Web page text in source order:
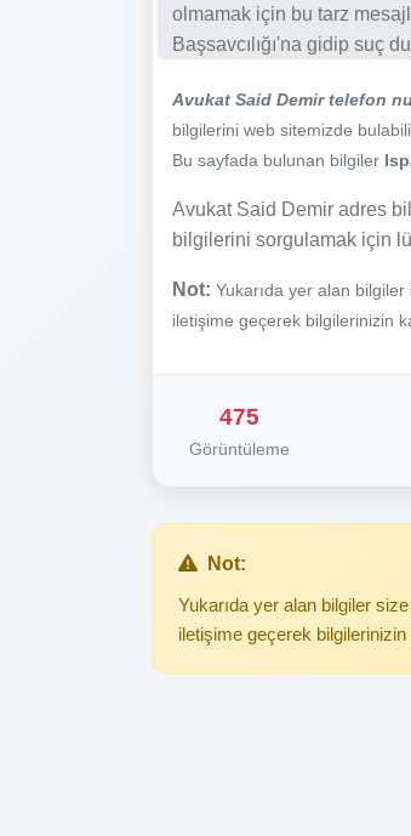
olmamak için bu tarz
Başsavcılığı'na gidip suç
Avukat Said Demir telefon
bilgilerini web sitemizde
Bu sayfada bulunan bilgiler
Avukat Said Demir adres
bilgilerini sorgulamak için
Not: Yukarıda yer alan
iletişime geçerek bilgilerinizin
475
Görüntüleme
Not:
Yukarıda yer alan bilgiler
iletişime geçerek bilgilerinizin